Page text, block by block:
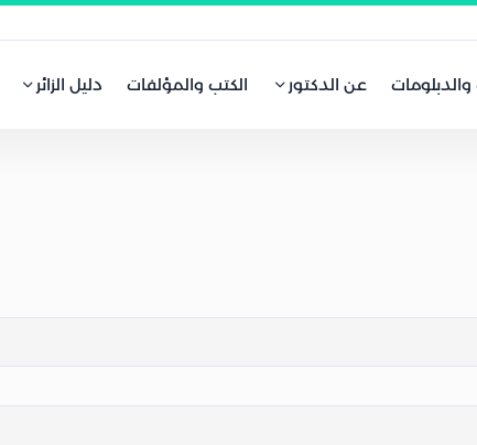
والدبلومات عن الدكتور الكتب والمؤلفات دليل الزائر